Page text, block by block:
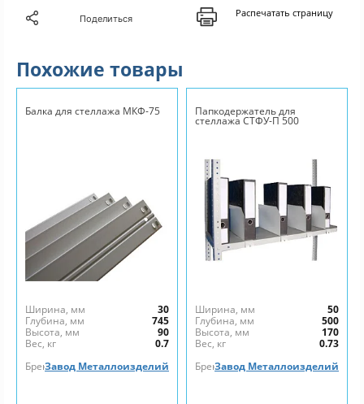
Поделиться Распечатать страницу
Похожие товары
Балка для стеллажа МКФ-75
Ширина, мм
30
Глубина, мм
745
Высота, мм
90
Вес, кг
0.7
БрендЗавод Металлоизделий
Папкодержатель для
стеллажа СТФУ-П 500
Ширина, мм
50
Глубина, мм
500
Высота, мм
170
Вес, кг
0.73
БрендЗавод Металлоизделий